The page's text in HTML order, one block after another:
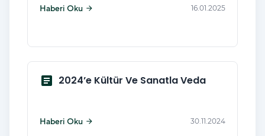
Haberi Oku arrow_forward 16.01.2025
article 2024’e Kültür Ve Sanatla Veda
Haberi Oku arrow_forward 30.11.2024